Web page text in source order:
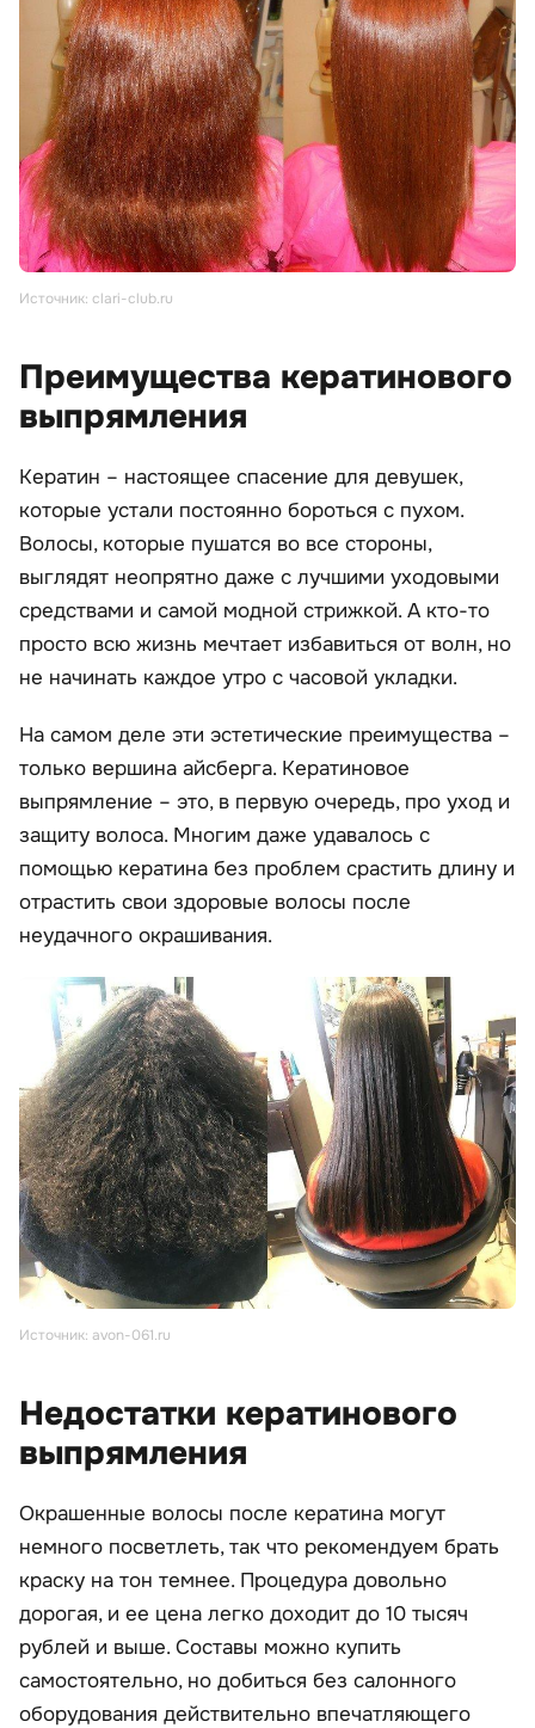
Источник: clari-club.ru
Преимущества кератинового
выпрямления
Кератин – настоящее спасение для девушек,
которые устали постоянно бороться с пухом.
Волосы, которые пушатся во все стороны,
выглядят неопрятно даже с лучшими уходовыми
средствами и самой модной стрижкой. А кто-то
просто всю жизнь мечтает избавиться от волн, но
не начинать каждое утро с часовой укладки.
На самом деле эти эстетические преимущества –
только вершина айсберга. Кератиновое
выпрямление – это, в первую очередь, про уход и
защиту волоса. Многим даже удавалось с
помощью кератина без проблем срастить длину и
отрастить свои здоровые волосы после
неудачного окрашивания.
Источник: avon-061.ru
Недостатки кератинового
выпрямления
Окрашенные волосы после кератина могут
немного посветлеть, так что рекомендуем брать
краску на тон темнее. Процедура довольно
дорогая, и ее цена легко доходит до 10 тысяч
рублей и выше. Составы можно купить
самостоятельно, но добиться без салонного
оборудования действительно впечатляющего